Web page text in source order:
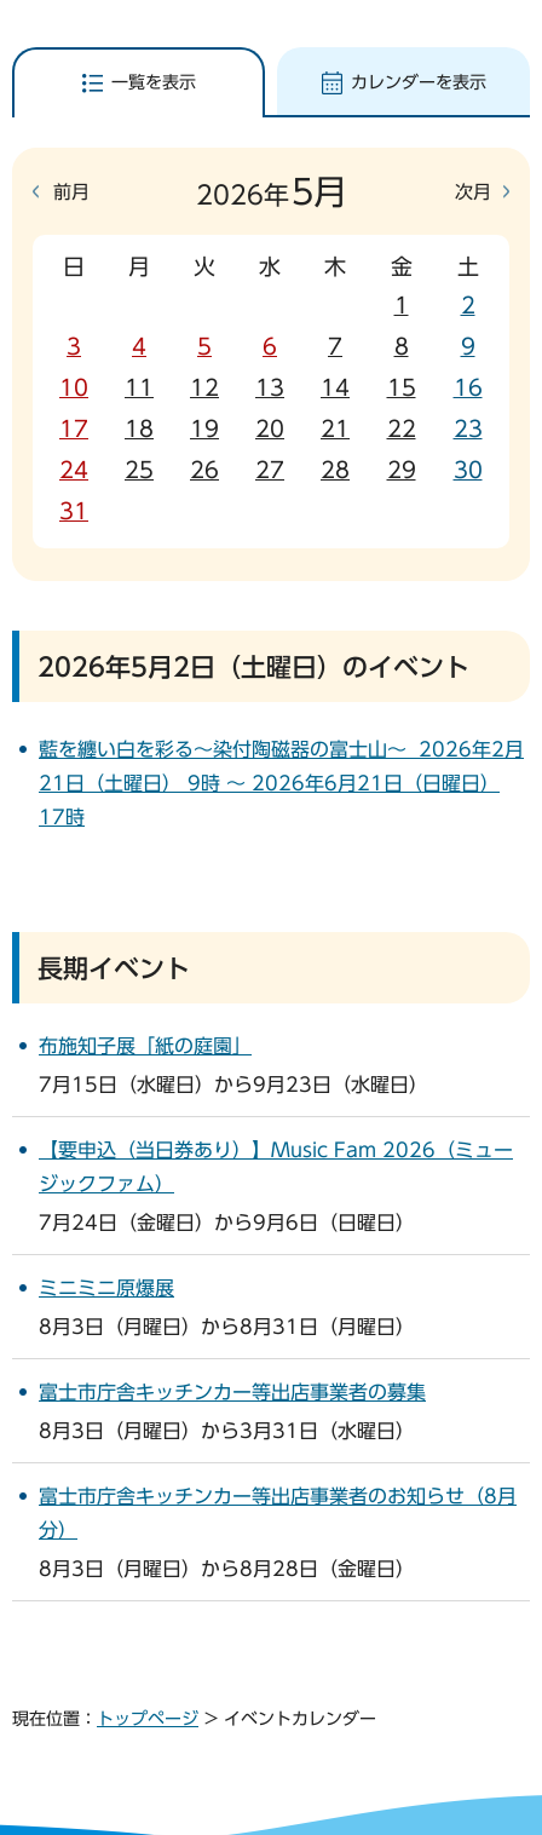
一覧を表示 カレンダーを表示
2026年 5月
前月 次月
日 月 火 水 木 金
土
1
2
3
4 5 6 7 8
9
10
11 12 13 14 15
16
17
18 19 20 21 22
23
24
25 26 27 28 29
30
31
2026年5月2日（土曜日）のイベント
藍を纏い白を彩る～染付陶磁器の富士山～ 2026年2月
21日（土曜日） 9時 ～ 2026年6月21日（日曜日）
17時
長期イベント
布施知子展「紙の庭園」
7月15日（水曜日）から9月23日（水曜日）
【要申込（当日券あり）】Music Fam 2026（ミュー
ジックファム）
7月24日（金曜日）から9月6日（日曜日）
ミニミニ原爆展
8月3日（月曜日）から8月31日（月曜日）
富士市庁舎キッチンカー等出店事業者の募集
8月3日（月曜日）から3月31日（水曜日）
富士市庁舎キッチンカー等出店事業者のお知らせ（8月
分）
8月3日（月曜日）から8月28日（金曜日）
現在位置： トップページ > イベントカレンダー